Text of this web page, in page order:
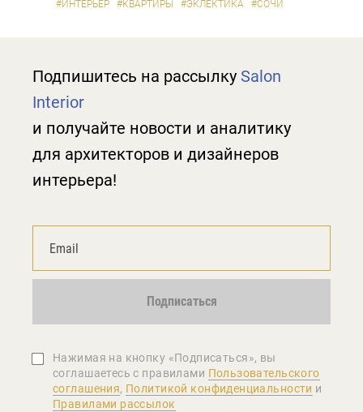
#ИНТЕРЬЕР #КВАРТИРЫ #ЭКЛЕКТИКА #СОЧИ
Подпишитесь на рассылку Salon
Interior
и получайте новости и аналитику
для архитекторов и дизайнеров
интерьера!
Подписаться
Нажимая на кнопку «Подписаться», вы
соглашаетеcь с правилами Пользовательского
соглашения, Политикой конфиденциальности и
Правилами рассылок